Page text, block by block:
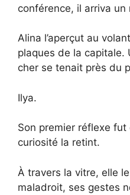
conférence, il arriva
Alina l’aperçut au
plaques de la capitale.
cher se tenait près du
Ilya.
Son premier réflexe
curiosité la retint.
À travers la vitre, elle
maladroit, ses gestes